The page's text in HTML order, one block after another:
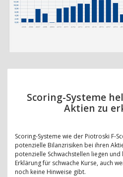
Scoring-Systeme
Aktien zu
Scoring-Systeme wie der Piotroski F-
potenzielle Bilanzrisiken bei ihren
potenzielle Schwachstellen liegen
Erklärung für schwache Kurse, auch
noch keine Hinweise gibt.